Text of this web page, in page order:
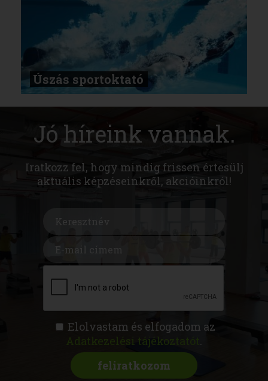
Úszás sportoktató
Jó híreink vannak.
Iratkozz fel, hogy mindig frissen értesülj
aktuális képzéseinkről, akcióinkról!
Elolvastam és elfogadom az
Adatkezelési tájékoztatót .
FITNESS AKADÉMIA
RÓLUNK MAGAZIN